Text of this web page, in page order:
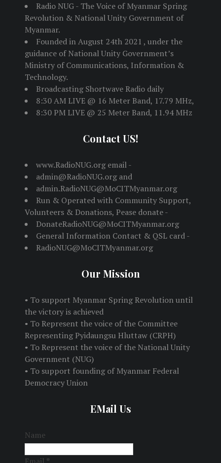
Radio NUG - The Voice of Myanmar Spring
Revolution & National Unity Government of
Myanmar.
Founded in August 24th 2021 , under the
guidance of National Unity Government’s
Ministry of Communications, Information &
Technology.
Broadcasting Shortwave Radio daily
8:30 AM LIVE @ 16 Meter Band, 17.79 MHz,
8:30 PM LIVE @ 25 Meter Band, 11.94 MHz
Contact US!
www.RadioNUG.org email -
admin@RadioNUG.org and
admin.RadioNUG@MoCITMyanmar.org
Run & Operated with Community Support,
Volunteers & Donations, Pease donate -
DonateRadioNUG@MoCITMyanmar.org
General Information Contact & QSL card -
RadioNUG@MoCITMyanmar.org
Our Mission
• To support Myanmar Spring Revolution until
the victory is achieved
• To Represent the voice of the Committee
Representing Pyidaungsu Hluttaw (CRPH)
• To Represent the voice of the National Unity
Government (NUG)
• To support founding of Myanmar Federal
Democracy Union
EMail Us
Name